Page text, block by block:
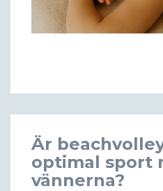
Är
optimal sport
vännerna?